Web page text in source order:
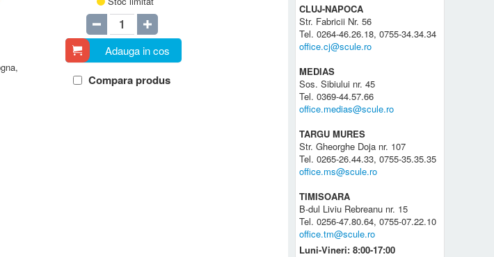
Adauga in cos
Compara produs
CLUJ-NAPOCA
Str. Fabricii Nr. 56
Tel. 0264-46.26.18, 0755-34.34.34
office.cj@scule.ro
MEDIAS
Sos. Sibiului nr. 45
Tel. 0369-44.57.66
office.medias@scule.ro
TARGU MURES
Str. Gheorghe Doja nr. 107
Tel. 0265-26.44.33, 0755-35.35.35
office.ms@scule.ro
TIMISOARA
B-dul Liviu Rebreanu nr. 15
Tel. 0256-47.80.64, 0755-07.22.10
office.tm@scule.ro
Luni-Vineri: 8:00-17:00